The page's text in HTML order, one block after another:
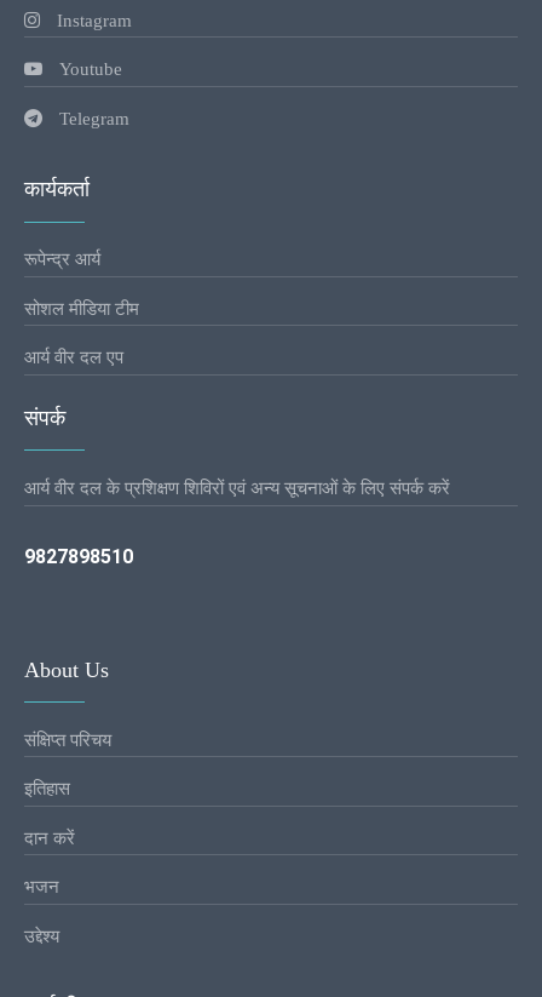
Instagram
Youtube
Telegram
कार्यकर्ता
रूपेन्द्र आर्य
सोशल मीडिया टीम
आर्य वीर दल एप
संपर्क
आर्य वीर दल के प्रशिक्षण शिविरों एवं अन्य सूचनाओं के लिए संपर्क करें
9827898510
About Us
संक्षिप्त परिचय
इतिहास
दान करें
भजन
उद्देश्य